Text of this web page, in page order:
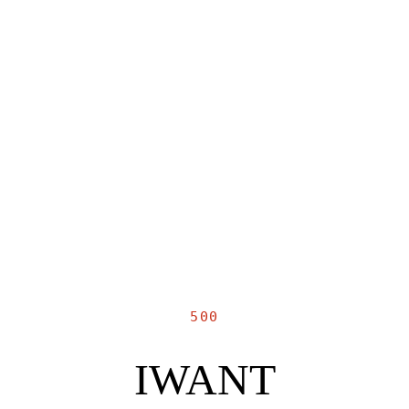
500
IWANT